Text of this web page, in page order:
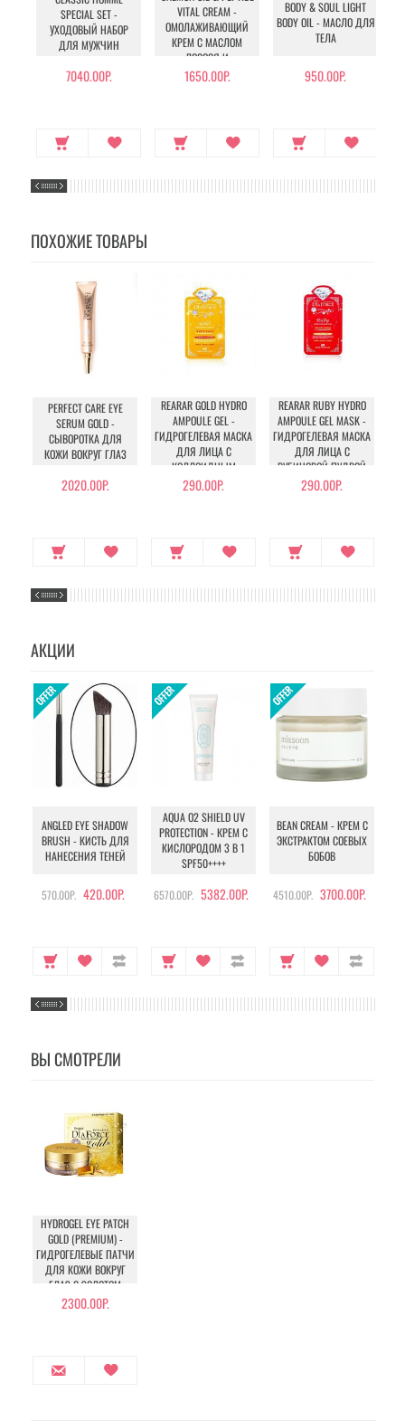
SPECIAL SET -
УХОДОВЫЙ НАБОР
ДЛЯ МУЖЧИН
7040.00Р.
VITAL CREAM -
ОМОЛАЖИВАЮЩИЙ
КРЕМ С МАСЛОМ
ЛОСОСЯ И
ПЕПТИДАМИ
1650.00Р.
BODY & SOUL LIGHT
BODY OIL - МАСЛО ДЛЯ
ТЕЛА
950.00Р.
ПОХОЖИЕ ТОВАРЫ
PERFECT CARE EYE
SERUM GOLD -
СЫВОРОТКА ДЛЯ
КОЖИ ВОКРУГ ГЛАЗ
2020.00Р.
REARAR GOLD HYDRO
AMPOULE GEL -
ГИДРОГЕЛЕВАЯ МАСКА
ДЛЯ ЛИЦА С
КОЛЛОИДНЫМ
ЗОЛОТОМ
290.00Р.
REARAR RUBY HYDRO
AMPOULE GEL MASK -
ГИДРОГЕЛЕВАЯ МАСКА
ДЛЯ ЛИЦА С
РУБИНОВОЙ ПУДРОЙ
290.00Р.
АКЦИИ
ANGLED EYE SHADOW
BRUSH - КИСТЬ ДЛЯ
НАНЕСЕНИЯ ТЕНЕЙ
570.00Р. 420.00Р.
AQUA O2 SHIELD UV
PROTECTION - КРЕМ С
КИСЛОРОДОМ 3 В 1
SPF50++++
6570.00Р. 5382.00Р.
BEAN CREAM - КРЕМ С
ЭКСТРАКТОМ СОЕВЫХ
БОБОВ
4510.00Р. 3700.00Р.
ВЫ СМОТРЕЛИ
HYDROGEL EYE PATCH
GOLD (PREMIUM) -
ГИДРОГЕЛЕВЫЕ ПАТЧИ
ДЛЯ КОЖИ ВОКРУГ
ГЛАЗ С ЗОЛОТОМ
2300.00Р.